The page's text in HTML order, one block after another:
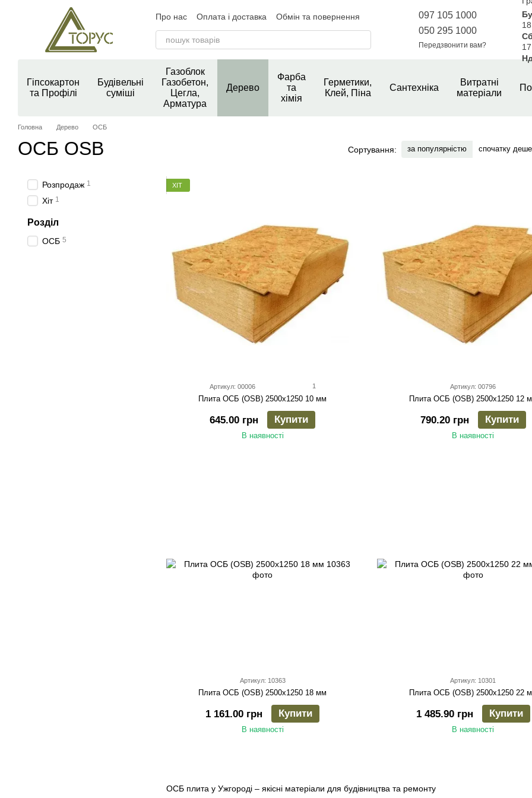
Перейти до основного контенту
Про нас Оплата і доставка
Обмін та повернення
Контактна інформація
Угода користувача
Новини магазину
097 105 1000
050 295 1000
Передзвонити вам?
Гіпсокартон
та Профілі
Будівельні
суміші
Газоблок
Газобетон,
Цегла,
Арматура
Дерево
Фарба
та
хімія
Герметики,
Клей, Піна
Сантехніка
Витратні
матеріали
Головна Дерево ОСБ
ОСБ OSB Сортування: за популярністю спочатку
ОСБ плита у Ужгороді – якісні матеріали для будівництва та ремонту
ХІТ
Артикул: 00006 1
Плита ОСБ (OSB) 2500х1250 10 мм
645.00 грн Купити
В наявності
Артикул: 00796
Плита ОСБ (OSB) 2500х1250 12
790.20 грн Купити
В наявності
Артикул: 10363
Плита ОСБ (OSB) 2500х1250 18 мм
1 161.00 грн Купити
В наявності
Артикул: 10301
Плита ОСБ (OSB) 2500х1250 22
1 485.90 грн Купити
В наявності
Розпродаж 1
Хіт 1
Розділ
ОСБ 5